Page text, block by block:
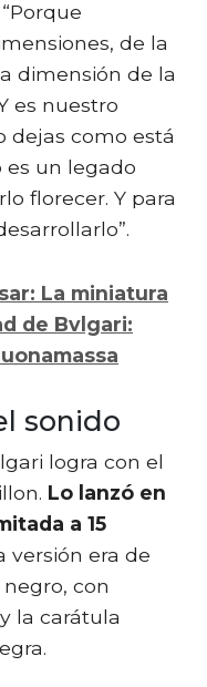
de la
dimensión de la
es nuestro
dejas como está
es un legado
florecer. Y para
La miniatura
de Bvlgari:
sonido
logra con el
Lo lanzó en
a 15
versión era de
con
la carátula